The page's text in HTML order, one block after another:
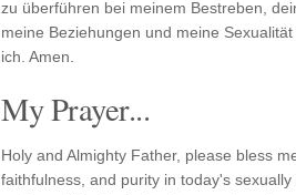
zu überführen bei meinem Bestreben,
meine Beziehungen und meine
ich. Amen.
My Prayer...
Holy and Almighty Father, please bless
faithfulness, and purity in today's